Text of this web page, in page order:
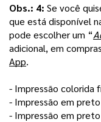
Obs.: 4: Se você
que está disponível
pode escolher um “
adicional, em
App.
- Impressão colorida
- Impressão em
- Impressão em